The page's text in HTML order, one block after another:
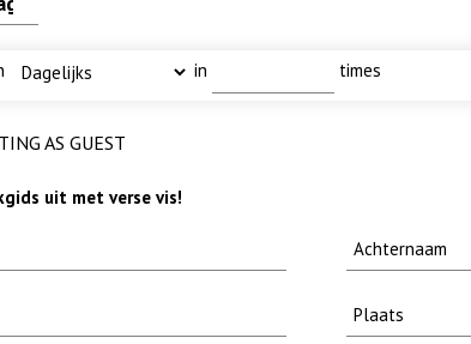
in times
AS GUEST
uit met verse vis!